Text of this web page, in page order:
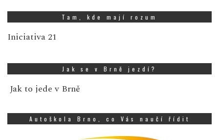
Tam, kde mají rozum
Iniciativa 21
Jak se v Brně jezdí?
Jak to jede v Brně
Autoškola Brno, co Vás naučí řídit